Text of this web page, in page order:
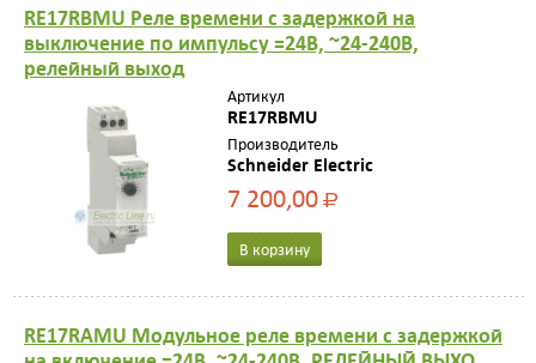
RE17RBMU Реле времени с задержкой на
выключение по импульсу =24В, ~24-240В,
релейный выход
Артикул
RE17RBMU
Производитель
Schneider Electric
7 200,00Р
В корзину
RE17RAMU Модульное реле времени с задержкой